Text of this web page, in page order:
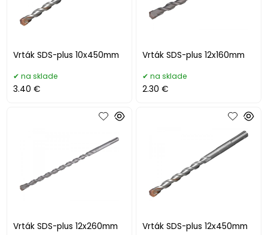
Vrták SDS-plus 10x450mm
na sklade
3.40 €
Vrták SDS-plus 12x160mm
na sklade
2.30 €
Vrták SDS-plus 12x260mm Vrták SDS-plus 12x450mm